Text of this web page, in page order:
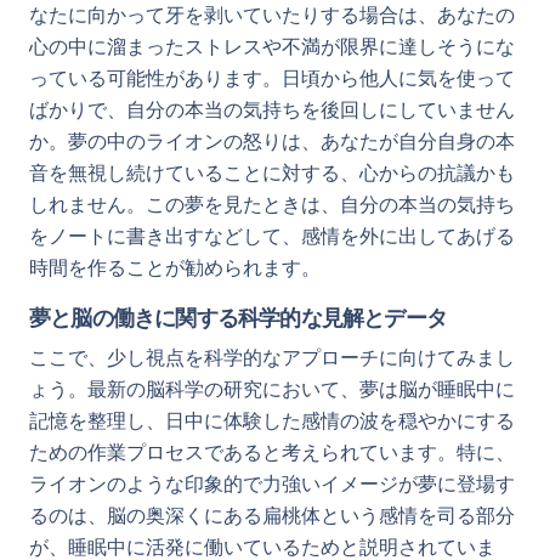
なたに向かって牙を剥いていたりする場合は、あなたの
心の中に溜まったストレスや不満が限界に達しそうにな
っている可能性があります。日頃から他人に気を使って
ばかりで、自分の本当の気持ちを後回しにしていません
か。夢の中のライオンの怒りは、あなたが自分自身の本
音を無視し続けていることに対する、心からの抗議かも
しれません。この夢を見たときは、自分の本当の気持ち
をノートに書き出すなどして、感情を外に出してあげる
時間を作ることが勧められます。
夢と脳の働きに関する科学的な見解とデータ
ここで、少し視点を科学的なアプローチに向けてみまし
ょう。最新の脳科学の研究において、夢は脳が睡眠中に
記憶を整理し、日中に体験した感情の波を穏やかにする
ための作業プロセスであると考えられています。特に、
ライオンのような印象的で力強いイメージが夢に登場す
るのは、脳の奥深くにある扁桃体という感情を司る部分
が、睡眠中に活発に働いているためと説明されていま